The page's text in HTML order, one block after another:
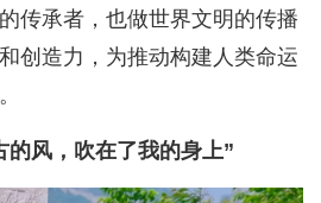
传承者，也做世界文明的传播
创造力，为推动构建人类命运
的风，吹在了我的身上”